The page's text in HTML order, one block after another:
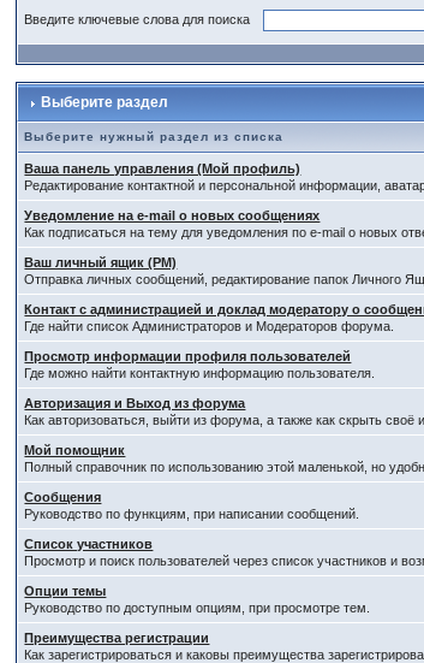
Введите ключевые слова для поиска
Выберите раздел
Выберите нужный раздел из списка
Ваша панель управления (Мой профиль)
Редактирование контактной и персональной информации,
Уведомление на e-mail о новых сообщениях
Как подписаться на тему для уведомления по e-mail о новых
Ваш личный ящик (PM)
Отправка личных сообщений, редактирование папок Личного
Контакт с администрацией и доклад модератору о
Где найти список Администраторов и Модераторов форума.
Просмотр информации профиля пользователей
Где можно найти контактную информацию пользователя.
Авторизация и Выход из форума
Как авторизоваться, выйти из форума, а также как скрыть
Мой помощник
Полный справочник по использованию этой маленькой, но
Сообщения
Руководство по функциям, при написании сообщений.
Список участников
Просмотр и поиск пользователей через список участников и
Опции темы
Руководство по доступным опциям, при просмотре тем.
Преимущества регистрации
Как зарегистрироваться и каковы преимущества